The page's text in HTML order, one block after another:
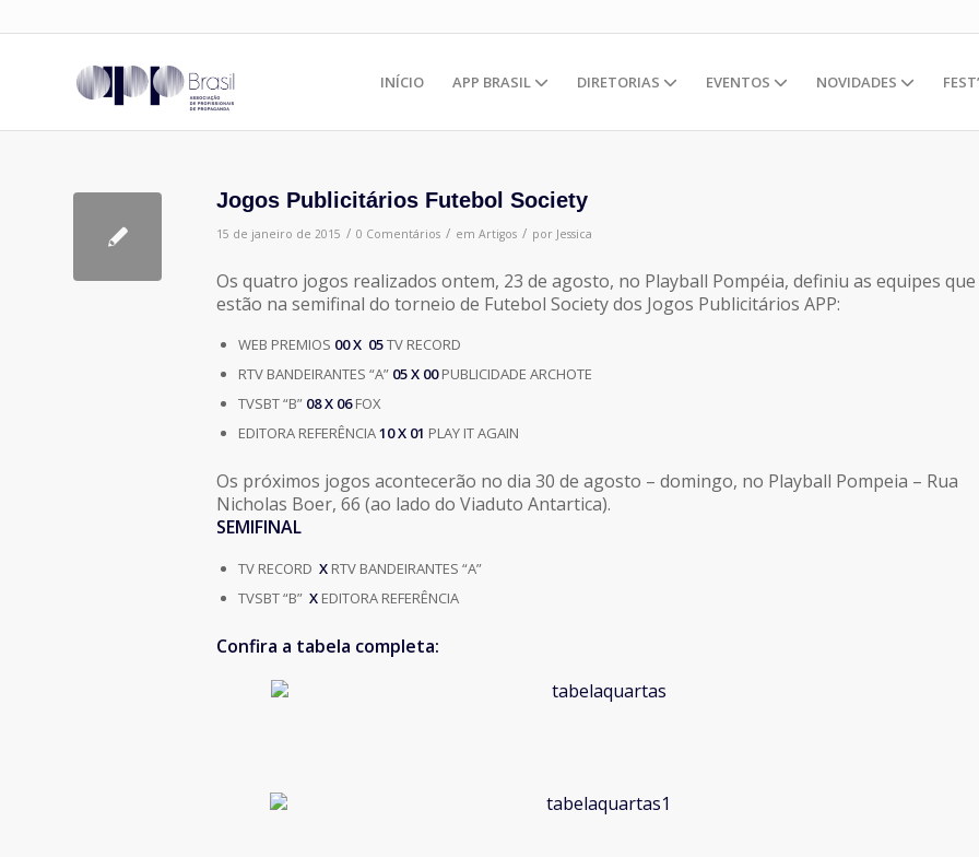
INÍCIO APP BRASIL DIRETORIAS EVENTOS NOVIDADES
Jogos Publicitários Futebol Society
15 de janeiro de 2015 / 0 Comentários / em Artigos / por Jessica
Os quatro jogos realizados ontem, 23 de agosto, no Playball Pompéia, definiu as equipes que
estão na semifinal do torneio de Futebol Society dos Jogos Publicitários APP:
WEB PREMIOS 00 X 05TV RECORD
RTV BANDEIRANTES “A” 05 X 00PUBLICIDADE ARCHOTE
TVSBT “B” 08 X 06FOX
EDITORA REFERÊNCIA10 X 01 PLAY IT AGAIN
Os próximos jogos acontecerão no dia 30 de agosto – domingo, no Playball Pompeia – Rua
Nicholas Boer, 66 (ao lado do Viaduto Antartica).
SEMIFINAL
TV RECORD X RTV BANDEIRANTES “A”
TVSBT “B” X EDITORA REFERÊNCIA
Confira a tabela completa: